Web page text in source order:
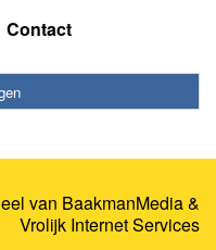
Contact
van BaakmanMedia&
Vrolijk Internet Services